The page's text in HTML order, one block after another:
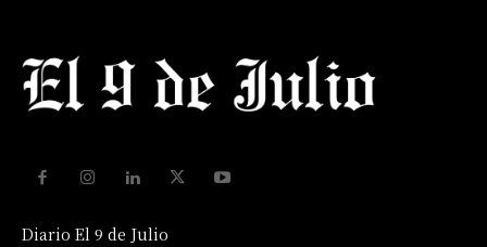
Diario El 9 de Julio